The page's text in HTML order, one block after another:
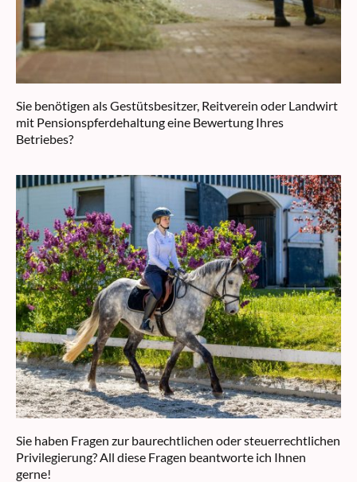
Sie benötigen als Gestütsbesitzer, Reitverein oder Landwirt
mit Pensionspferdehaltung eine Bewertung Ihres
Betriebes?
Sie haben Fragen zur baurechtlichen oder steuerrechtlichen
Privilegierung? All diese Fragen beantworte ich Ihnen
gerne!